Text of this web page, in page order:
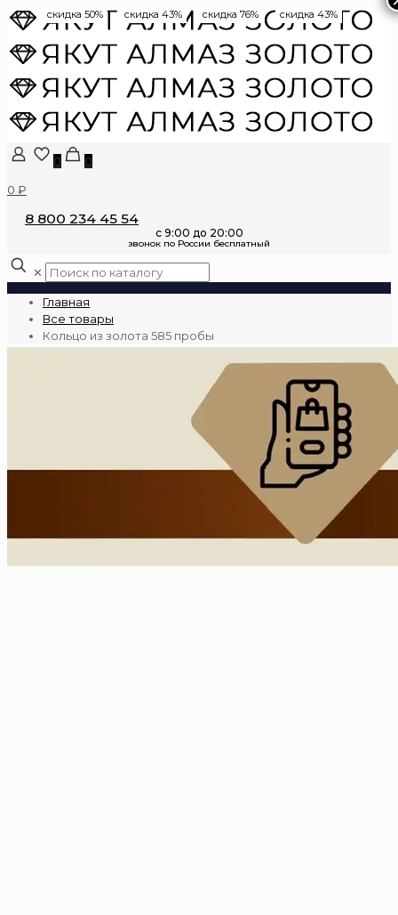
0
0
0 ₽
8 800 234 45 54
✕
Главная
Все товары
Кольцо из золота 585 пробы
скидка 50% скидка 43% скидка 76% скидка 43%